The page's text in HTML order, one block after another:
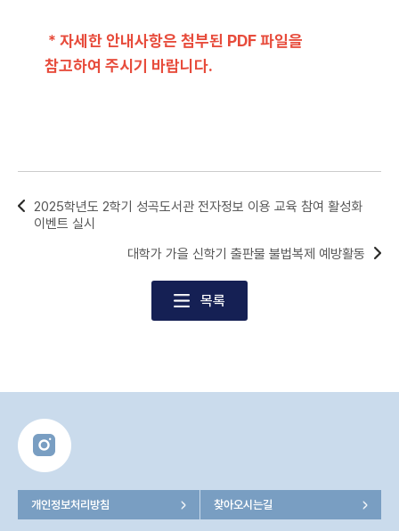
* 자세한 안내사항은 첨부된 PDF 파일을
참고하여 주시기 바랍니다.
2025학년도 2학기 성곡도서관 전자정보 이용 교육 참여 활성화
이벤트 실시
목록
대학가 가을 신학기 출판물 불법복제 예방활동
개인정보처리방침 찾아오시는길